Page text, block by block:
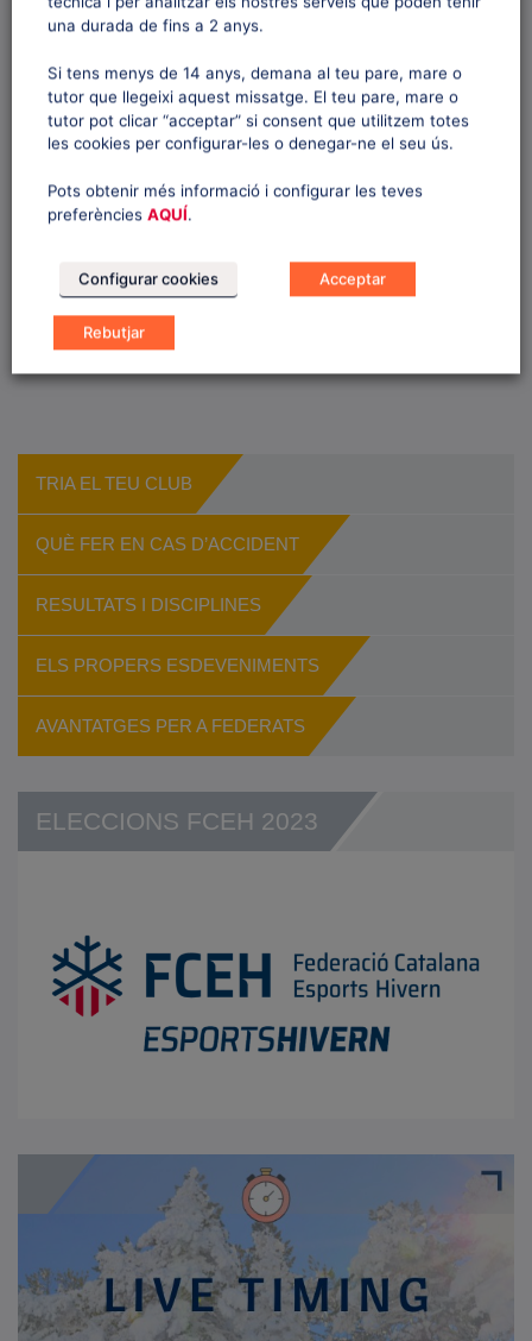
FONS
l’estació de l’Alt Urgell va coronar els millors
fondistes catalans de la temporada en cinc
participants van disputar un skiatló en un circuit
bonic i exigent. . La FCEH i el CENA van treballar
de valent, el passat cap de setmana, per […]
TRIA EL TEU CLUB
QUÈ FER EN CAS D’ACCIDENT
RESULTATS I DISCIPLINES
ELS PROPERS ESDEVENIMENTS
AVANTATGES PER A FEDERATS
ELECCIONS FCEH 2023
una durada de fins a 2 anys.
Si tens menys de 14 anys, demana al teu pare, mare o
tutor que llegeixi aquest missatge. El teu pare, mare o
tutor pot clicar “acceptar” si consent que utilitzem totes
les cookies per configurar-les o denegar-ne el seu ús.
Pots obtenir més informació i configurar les teves
preferències AQUÍ.
Configurar cookies Acceptar
Rebutjar